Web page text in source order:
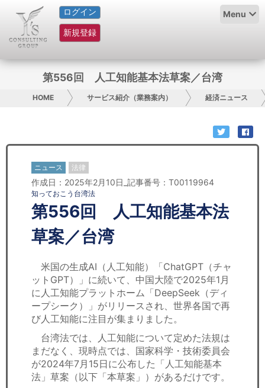
ログイン
新規登録
Menu
HOME
サービス紹介
コラム
グループ概要
日本人にPR
コンサルティング
リサーチ
セミナー
経済ニュース
労務顧問
ＩＴ
飲食店情報
第556回 人工知能基本法草案／台湾
HOME サービス紹介（業務案内） 経済ニュース
ニュース 法律
作成日：2025年2月10日_記事番号：T00119964
知っておこう台湾法
第556回 人工知能基本法
草案／台湾
米国の生成AI（人工知能）「ChatGPT（チャ
ットGPT）」に続いて、中国大陸で2025年1月
に人工知能プラットホーム「DeepSeek（ディ
ープシーク）」がリリースされ、世界各国で再
び人工知能に注目が集まりました。
台湾法では、人工知能について定めた法規は
まだなく、現時点では、国家科学・技術委員会
が2024年7月15日に公布した「人工知能基本
法」草案（以下「本草案」）があるだけです。